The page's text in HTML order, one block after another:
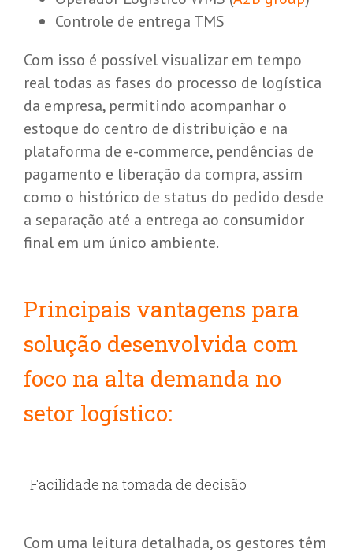
Controle de entrega TMS
Com isso é possível visualizar em tempo
real todas as fases do processo de logística
da empresa, permitindo acompanhar o
estoque do centro de distribuição e na
plataforma de e-commerce, pendências de
pagamento e liberação da compra, assim
como o histórico de status do pedido desde
a separação até a entrega ao consumidor
final em um único ambiente.
Principais vantagens para
solução desenvolvida com
foco na alta demanda no
setor logístico:
Facilidade na tomada de decisão
Com uma leitura detalhada, os gestores têm